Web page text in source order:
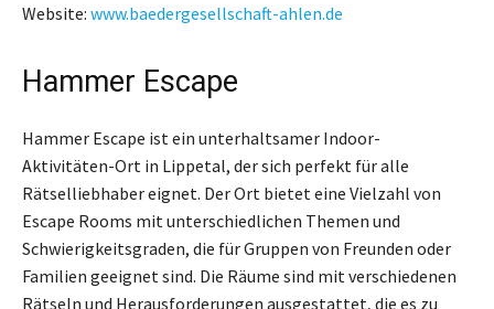
Website: www.baedergesellschaft-ahlen.de
Hammer Escape
Hammer Escape ist ein unterhaltsamer Indoor-
Aktivitäten-Ort in Lippetal, der sich perfekt für alle
Rätselliebhaber eignet. Der Ort bietet eine Vielzahl von
Escape Rooms mit unterschiedlichen Themen und
Schwierigkeitsgraden, die für Gruppen von Freunden oder
Familien geeignet sind. Die Räume sind mit verschiedenen
Rätseln und Herausforderungen ausgestattet, die es zu